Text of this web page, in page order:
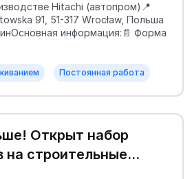
Hitachi (автопром)📍
91, 51-317 Wrocław, Польша
информация:📄 Форма
Постоянная работа
на строительные